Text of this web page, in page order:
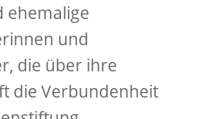
ehemalige
und
die über ihre
die Verbundenheit